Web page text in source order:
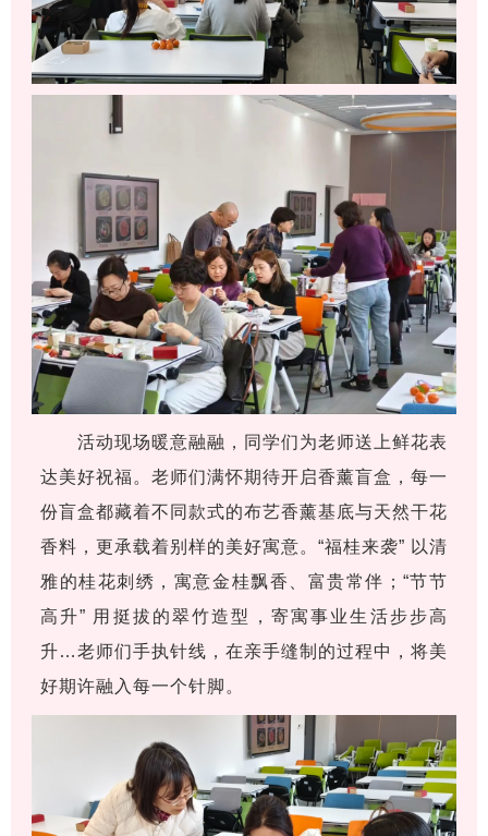
活动现场暖意融融，同学们为老师送上鲜花表
达美好祝福。老师们满怀期待开启香薰盲盒，每一
份盲盒都藏着不同款式的布艺香薰基底与天然干花
香料，更承载着别样的美好寓意。“福桂来袭” 以清
雅的桂花刺绣，寓意金桂飘香、富贵常伴；“节节
高升” 用挺拔的翠竹造型，寄寓事业生活步步高
升…老师们手执针线，在亲手缝制的过程中，将美
好期许融入每一个针脚。